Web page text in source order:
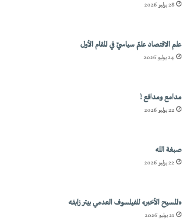
28 يوليو 2026
علم الاقتصاد علمٌ سياسيٌ في المقام الأول
24 يوليو 2026
مدامع ومدافع !
22 يوليو 2026
صبغة الله
22 يوليو 2026
«المسيح الأخير» للفيلسوف العدمي بيتر زابفه
21 يوليو 2026